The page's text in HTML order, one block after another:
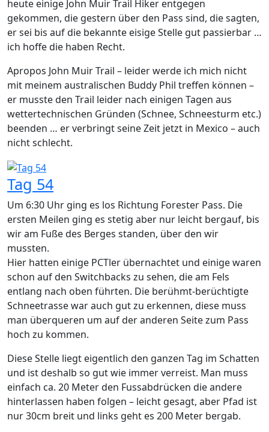
heute einige John Muir Trail Hiker entgegen
gekommen, die gestern über den Pass sind, die sagten,
er sei bis auf die bekannte eisige Stelle gut passierbar …
ich hoffe die haben Recht.
Apropos John Muir Trail – leider werde ich mich nicht
mit meinem australischen Buddy Phil treffen können –
er musste den Trail leider nach einigen Tagen aus
wettertechnischen Gründen (Schnee, Schneesturm etc.)
beenden … er verbringt seine Zeit jetzt in Mexico – auch
nicht schlecht.
Tag 54
Um 6:30 Uhr ging es los Richtung Forester Pass. Die
ersten Meilen ging es stetig aber nur leicht bergauf, bis
wir am Fuße des Berges standen, über den wir
mussten.
Hier hatten einige PCTler übernachtet und einige waren
schon auf den Switchbacks zu sehen, die am Fels
entlang nach oben führten. Die berühmt-berüchtigte
Schneetrasse war auch gut zu erkennen, diese muss
man überqueren um auf der anderen Seite zum Pass
hoch zu kommen.
Diese Stelle liegt eigentlich den ganzen Tag im Schatten
und ist deshalb so gut wie immer verreist. Man muss
einfach ca. 20 Meter den Fussabdrücken die andere
hinterlassen haben folgen – leicht gesagt, aber Pfad ist
nur 30cm breit und links geht es 200 Meter bergab.